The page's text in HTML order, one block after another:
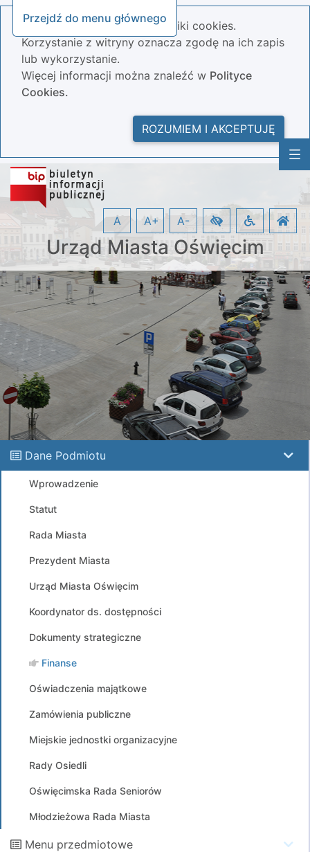
Przejdź do menu głównego
Nasza strona wykorzystuje pliki cookies.
Korzystanie z witryny oznacza zgodę na ich zapis
lub wykorzystanie.
Więcej informacji można znaleźć w Polityce
Cookies.
ROZUMIEM I AKCEPTUJĘ
Urząd Miasta Oświęcim
A A+ A-
Dane Podmiotu
Wprowadzenie
Statut
Rada Miasta
Prezydent Miasta
Urząd Miasta Oświęcim
Koordynator ds. dostępności
Dokumenty strategiczne
Finanse
Oświadczenia majątkowe
Zamówienia publiczne
Miejskie jednostki organizacyjne
Rady Osiedli
Oświęcimska Rada Seniorów
Młodzieżowa Rada Miasta
Menu przedmiotowe